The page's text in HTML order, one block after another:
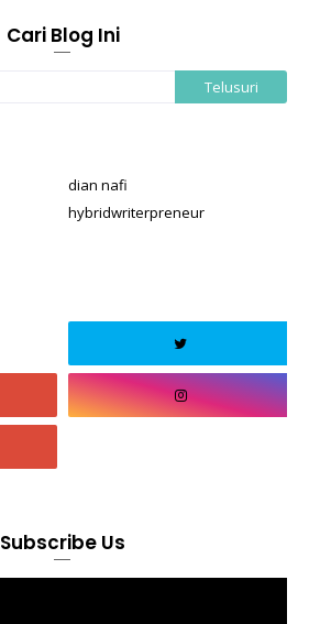
Cari Blog Ini
dian nafi
hybridwriterpreneur
Subscribe Us